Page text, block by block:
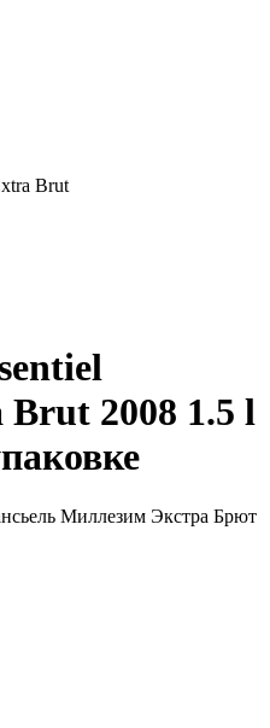
Brut
2008 1.5 l
Миллезим Экстра Брют